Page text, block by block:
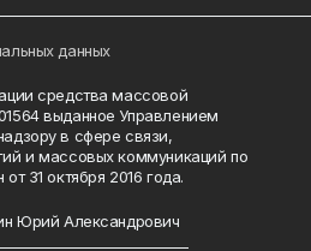
данных
средства массовой
выданное Управлением
в сфере связи,
и массовых коммуникаций по
31 октября 2016 года.
Юрий Александрович